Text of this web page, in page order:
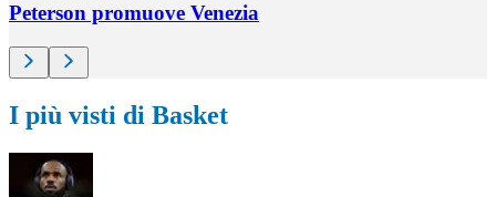
Peterson promuove Venezia
I più visti di Basket